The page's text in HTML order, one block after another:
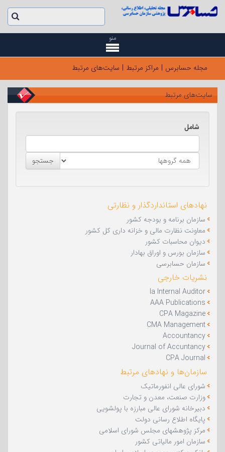
منو
مجله حسابرس | مراکز مرتبط | سایت‌های مرتبط
سایت‌های مرتبط
شامل
نهادهای استانداردگذار و نظارتی
سازمان برنامه و بودجه کشور
معاونت نظارت مالی و خزانه داری کل کشور
دیوان محاسبات کشور
سازمان بورس و اوراق بهادار
سازمان حسابرسی
نشریات خارجی
Ia Internal Auditor
AAA Publications
CPA Magazine
CMA Management
Accountancy
Journal of Accuntancy
CPA Journal
سازمان‌ها و نهادهای مرتبط
شورای عالی انفورماتیک
وزارت صنعت، معدن و تجارت
دبیرخانه شورای عالی مبارزه با پولشویی
پایگاه اطلاع رسانی دولت
مرکز پژوهشهای مجلس شورای اسلامی
سازمان امور مالیاتی کشور